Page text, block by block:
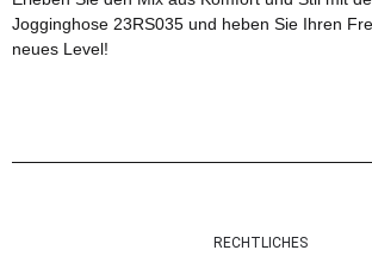
Jogginghose 23RS035 und heben Sie Ihren
neues Level!
RECHTLICHES